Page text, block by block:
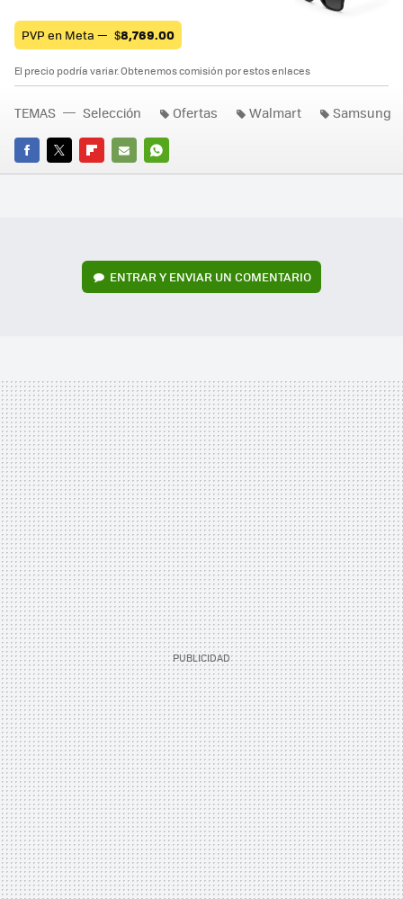
PVP en Meta — $8,769.00
El precio podría variar. Obtenemos comisión por estos enlaces
FACEBOOK
TWITTERFLIPBOARD
E-
WHATSAPP
TEMAS Selección Ofertas Walmart Samsung
ENTRAR Y ENVIAR UN COMENTARIO